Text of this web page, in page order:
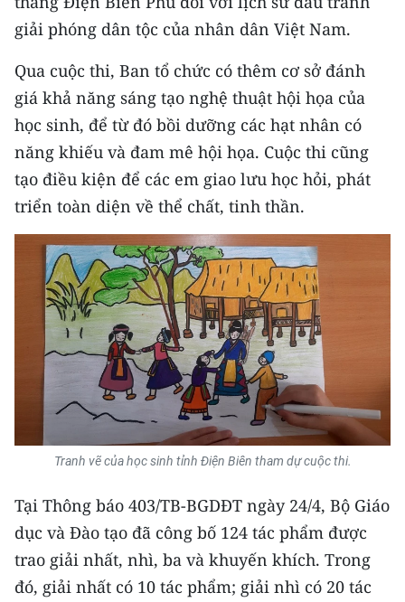
E-Magazine
Video
Media Chính trị
Media Kinh tế
Media Văn hóa
Media Pháp luật
Media Du lịch
Media Thế giới
Media Thể thao
Media Giáo dục
Media Y tế
Media Khoa học - Công nghệ
Media Môi trường
Ảnh
giải phóng dân tộc của nhân dân Việt Nam.
Qua cuộc thi, Ban tổ chức có thêm cơ sở đánh
giá khả năng sáng tạo nghệ thuật hội họa của
học sinh, để từ đó bồi dưỡng các hạt nhân có
năng khiếu và đam mê hội họa. Cuộc thi cũng
tạo điều kiện để các em giao lưu học hỏi, phát
triển toàn diện về thể chất, tinh thần.
Tranh vẽ của học sinh tỉnh Điện Biên tham dự cuộc thi.
Tại Thông báo 403/TB-BGDĐT ngày 24/4, Bộ Giáo
dục và Đào tạo đã công bố 124 tác phẩm được
trao giải nhất, nhì, ba và khuyến khích. Trong
đó, giải nhất có 10 tác phẩm; giải nhì có 20 tác